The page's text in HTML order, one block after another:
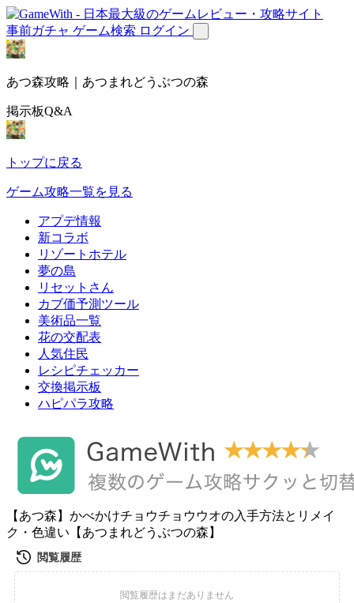
事前ガチャ ゲーム検索 ログイン
あつ森攻略｜あつまれどうぶつの森
掲示板Q&A
トップに戻る
ゲーム攻略一覧を見る
アプデ情報
新コラボ
リゾートホテル
夢の島
リセットさん
カブ価予測ツール
美術品一覧
花の交配表
人気住民
レシピチェッカー
交換掲示板
ハピパラ攻略
【あつ森】かべかけチョウチョウウオの入手方法とリメイ
ク・色違い【あつまれどうぶつの森】